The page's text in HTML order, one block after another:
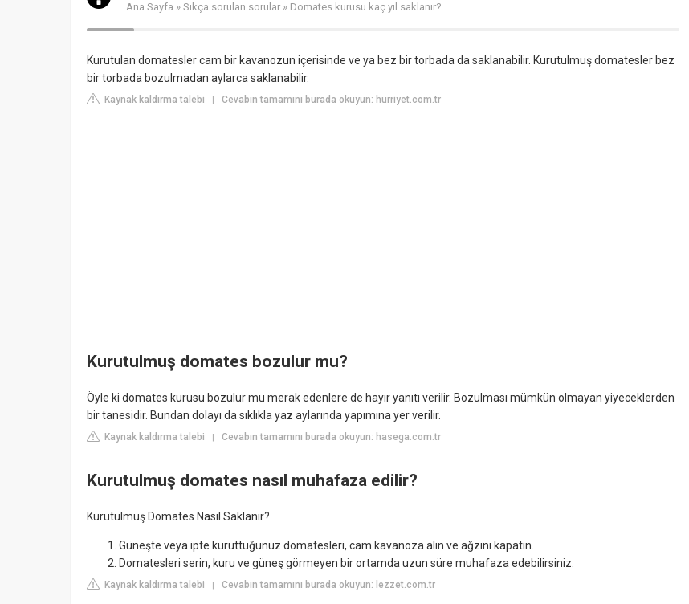
Ana Sayfa » Sıkça sorulan sorular » Domates kurusu kaç yıl saklanır?
Kurutulan domatesler cam bir kavanozun içerisinde ve ya bez bir torbada da saklanabilir. Kurutulmuş domatesler bez
bir torbada bozulmadan aylarca saklanabilir.
Kaynak kaldırma talebi | Cevabın tamamını burada okuyun: hurriyet.com.tr
Kurutulmuş domates bozulur mu?
Öyle ki domates kurusu bozulur mu merak edenlere de hayır yanıtı verilir. Bozulması mümkün olmayan yiyeceklerden
bir tanesidir. Bundan dolayı da sıklıkla yaz aylarında yapımına yer verilir.
Kaynak kaldırma talebi Cevabın tamamını burada okuyun: hasega.com.tr
Kurutulmuş domates nasıl muhafaza edilir?
Kurutulmuş Domates Nasıl Saklanır?
Güneşte veya ipte kuruttuğunuz domatesleri, cam kavanoza alın ve ağzını kapatın.
Domatesleri serin, kuru ve güneş görmeyen bir ortamda uzun süre muhafaza edebilirsiniz.
Kaynak kaldırma talebi Cevabın tamamını burada okuyun: lezzet.com.tr